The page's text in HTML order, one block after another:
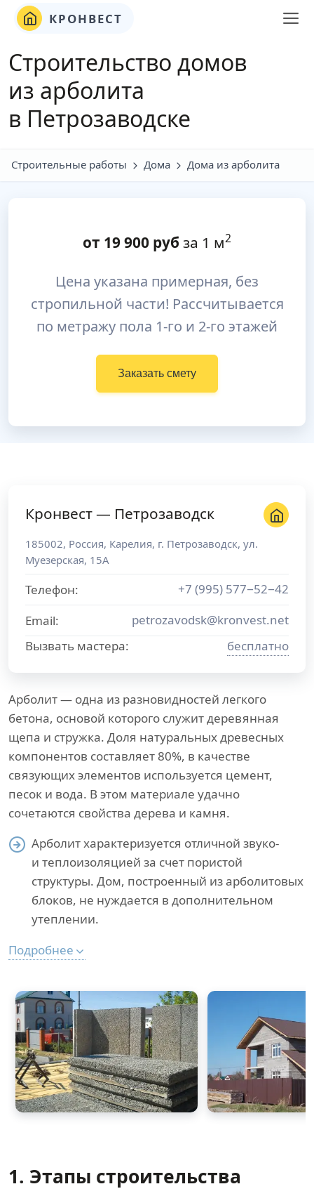
КРОНВЕСТ
Строительство домов
из арболита
в Петрозаводске
Строительные работы Дома Дома из арболита
от 19 900 руб за 1 м2
Цена указана примерная, без
стропильной части! Рассчитывается
по метражу пола 1-го и 2-го этажей
Заказать смету
Арболит — одна из разновидностей легкого
бетона, основой которого служит деревянная
щепа и стружка. Доля натуральных древесных
компонентов составляет 80%, в качестве
связующих элементов используется цемент,
песок и вода. В этом материале удачно
сочетаются свойства дерева и камня.
Арболит характеризуется отличной звуко-
и теплоизоляцией за счет пористой
структуры. Дом, построенный из арболитовых
блоков, не нуждается в дополнительном
утеплении.
Кронвест — Петрозаводск
185002, Россия, Карелия, г. Петрозаводск, ул.
Муезерская, 15А
Телефон:
+7 (995) 577−52−42
Email:
petrozavodsk@kronvest.net
Вызвать мастера:
бесплатно
Подробнее
1. Этапы строительства